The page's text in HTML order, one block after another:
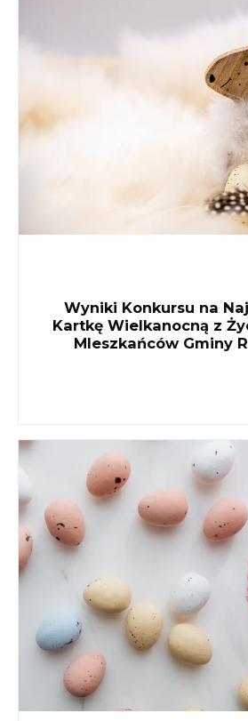
Wyniki Konkursu na
Kartkę Wielkanocną z
MIeszkańców Gminy